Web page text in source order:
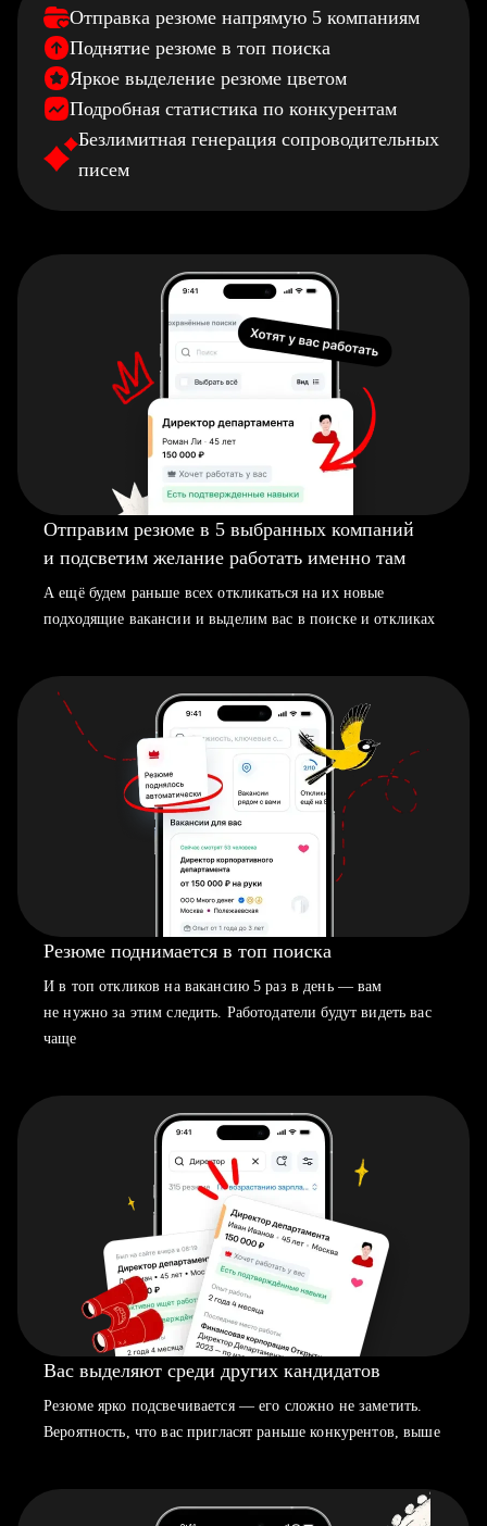
Отправка резюме напрямую 5 компаниям
Поднятие резюме в топ поиска
Яркое выделение резюме цветом
Подробная статистика по конкурентам
Безлимитная генерация сопроводительных
писем
Отправим резюме в 5 выбранных компаний
и подсветим желание работать именно там
А ещё будем раньше всех откликаться на их новые
подходящие вакансии и выделим вас в поиске и откликах
Резюме поднимается в топ поиска
И в топ откликов на вакансию 5 раз в день — вам
не нужно за этим следить. Работодатели будут видеть вас
чаще
Вас выделяют среди других кандидатов
Резюме ярко подсвечивается — его сложно не заметить.
Вероятность, что вас пригласят раньше конкурентов, выше